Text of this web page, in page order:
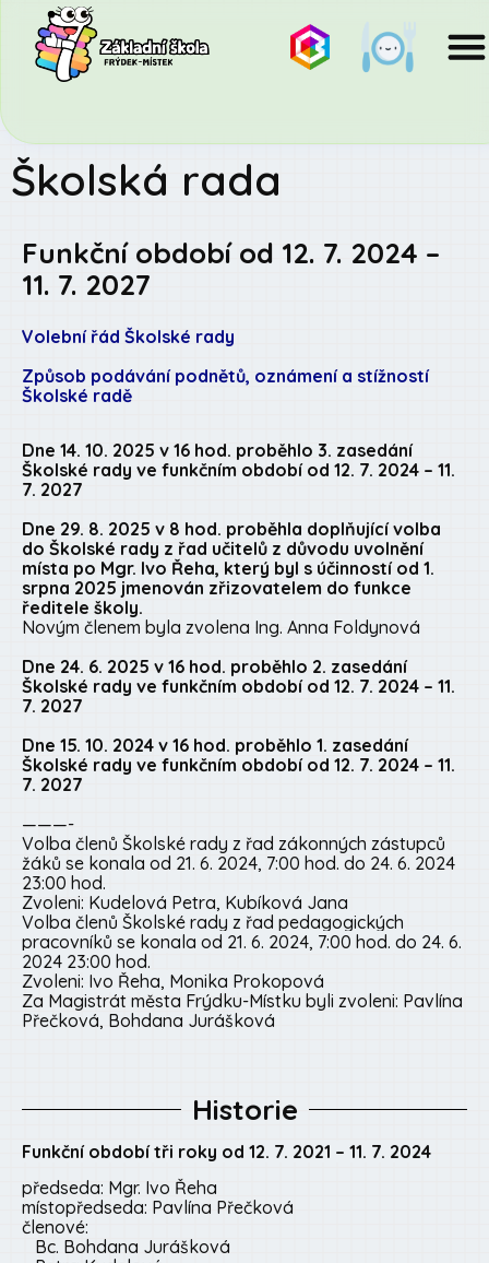
Školská rada
Funkční období od 12. 7. 2024 –
11. 7. 2027
Volební řád Školské rady
Způsob podávání podnětů, oznámení a stížností
Školské radě
Dne 14. 10. 2025 v 16 hod. proběhlo 3. zasedání
Školské rady ve funkčním období od 12. 7. 2024 – 11.
7. 2027
Dne 29. 8. 2025 v 8 hod. proběhla doplňující volba
do Školské rady z řad učitelů z důvodu uvolnění
místa po Mgr. Ivo Řeha, který byl s účinností od 1.
srpna 2025 jmenován zřizovatelem do funkce
ředitele školy.
Novým členem byla zvolena Ing. Anna Foldynová
Dne 24. 6. 2025 v 16 hod. proběhlo 2. zasedání
Školské rady ve funkčním období od 12. 7. 2024 – 11.
7. 2027
Dne 15. 10. 2024 v 16 hod. proběhlo 1. zasedání
Školské rady ve funkčním období od 12. 7. 2024 – 11.
7. 2027
———-
Volba členů Školské rady z řad zákonných zástupců
žáků se konala od 21. 6. 2024, 7:00 hod. do 24. 6. 2024
23:00 hod.
Zvoleni: Kudelová Petra, Kubíková Jana
Volba členů Školské rady z řad pedagogických
pracovníků se konala od 21. 6. 2024, 7:00 hod. do 24. 6.
2024 23:00 hod.
Zvoleni: Ivo Řeha, Monika Prokopová
Za Magistrát města Frýdku-Místku byli zvoleni: Pavlína
Přečková, Bohdana Jurášková
Historie
Funkční období tři roky od 12. 7. 2021 – 11. 7. 2024
předseda: Mgr. Ivo Řeha
místopředseda: Pavlína Přečková
členové:
Bc. Bohdana Jurášková